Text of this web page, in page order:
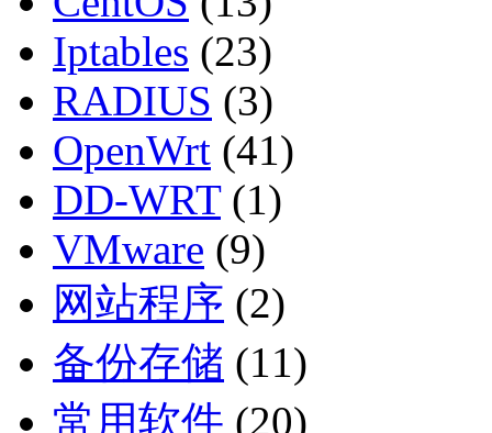
Iptables (23)
RADIUS (3)
OpenWrt (41)
DD-WRT(1)
VMware (9)
网站程序 (2)
备份存储 (11)
常用软件 (20)